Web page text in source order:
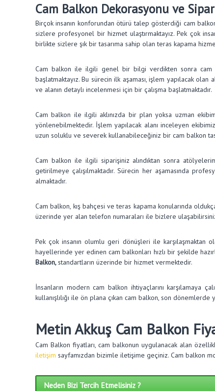
Cam Balkon Dekorasyonu ve
Birçok insanın konforundan ötürü talep gösterdiği cam
sizlere profesyonel bir hizmet ulaştırmaktayız. Pek çok
birlikte sizlere şık bir tasarıma sahip olan teras kapama
Cam balkon ile ilgili genel bir bilgi verdikten sonra cam
başlatmaktayız. Bu sürecin ilk aşaması, işlem yapılacak
ve alanın detaylı incelenmesi için bir çalışma başlatmaktadır.
Cam balkon ile ilgili aklınızda bir plan yoksa uzman
yönlenebilmektedir. İşlem yapılacak alanı inceleyen
uzun soluklu ve severek kullanabileceğiniz bir cam balkon
Cam balkon ile ilgili siparişiniz alındıktan sonra
getirilmeye çalışılmaktadır. Sürecin her aşamasında
almaktadır.
Cam balkon, kış bahçesi ve teras kapama konularında
üzerinde yer alan telefon numaraları ile bizlere
Pek çok insanın olumlu geri dönüşleri ile karşılaşmaktan
hayellerinde yer edinen cam balkonları hızlı bir şekilde
Balkon,standartların üzerinde bir hizmet vermektedir.
İnsanların modern cam balkon ihtiyaçlarını
kullanışlılığı ile ön plana çıkan cam balkon, son
Metin Akkuş Cam Balkon
Cam Balkon fiyatları, cam balkonun uygulanacak alan
iletişim sayfamızdan bizimle iletişime geçiniz. Cam balkon
Neden Bizi Tercih Etmelisiniz ?